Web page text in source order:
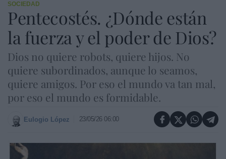
SOCIEDAD
Pentecostés. ¿Dónde están
la fuerza y el poder de Dios?
Dios no quiere robots, quiere hijos. No
quiere subordinados, aunque lo seamos,
quiere amigos. Por eso el mundo va tan mal,
por eso el mundo es formidable.
Eulogio López 23/05/26 06:00